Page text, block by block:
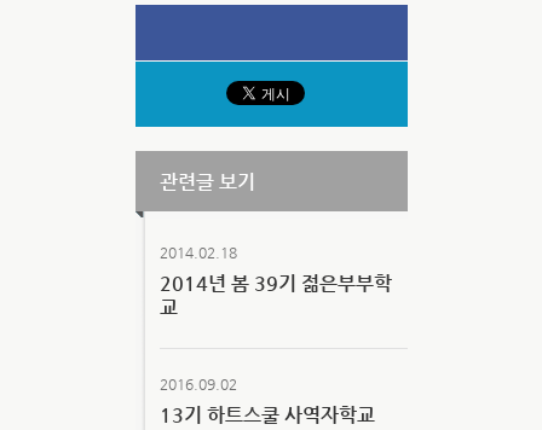
관련글 보기
2014.02.18
2014년 봄 39기 젊은부부학
교
2016.09.02
13기 하트스쿨 사역자학교